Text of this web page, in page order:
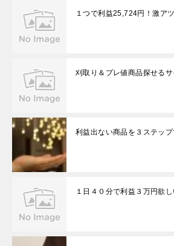
ま
す
)
１つで利益25,724円！激ア
刈取り＆プレ値商品探せるサ
利益出ない商品を３ステッ
１日４０分で利益３万円欲